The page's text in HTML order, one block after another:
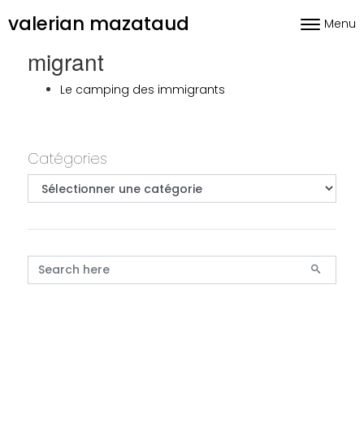
valerian mazataud ToggleMenu
migrant
Le camping des immigrants
Primary
Catégories
Catégories
Search for: